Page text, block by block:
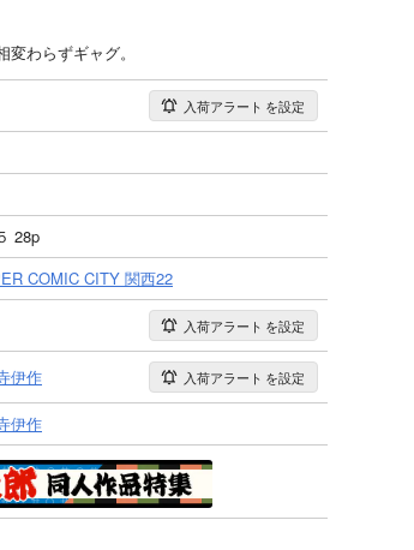
わらずギャグ。
入荷アラート を設定
28p
COMIC CITY 関西22
入荷アラート を設定
伊作 入荷アラート を設定
伊作